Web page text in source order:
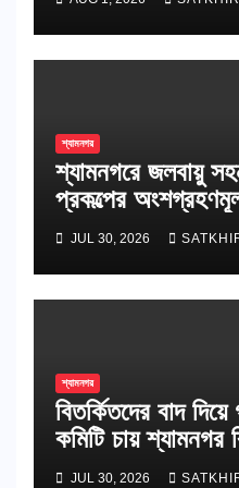
শ্যামনগর
শ্যামনগরে জলবায়ু
প্রকল্পের
বিনিময় সভা
JUL 30, 2026
শ্যামনগর
বিতর্কিতদের বাদ
কমিটি চায়
JUL 30, 2026